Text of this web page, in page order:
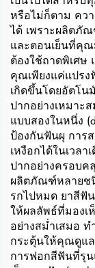
หรือไม่ก็ตาม คว
ได้ เพราะผลิตภั
และตอนเย็นที่คุณ
ต้องใช้ถาดพิเศ
คุณเพียงแค่แปร
เกิดขึ้นโดยอัตโ
ปากอย่างเหมา
แบบสองในหนึ่ง
ป้องกันฟันผุ การ
เหงือกได้ในเวล
ปากอย่างครอบค
ผลิตภัณฑ์หลายช
รกไปหมด ยาสีฟั
ให้ผลลัพธ์ที่มองเ
อย่างสม่ำเสมอ
กระตุ้นให้คุณดูแล
การฟอกสีฟันที่รุน